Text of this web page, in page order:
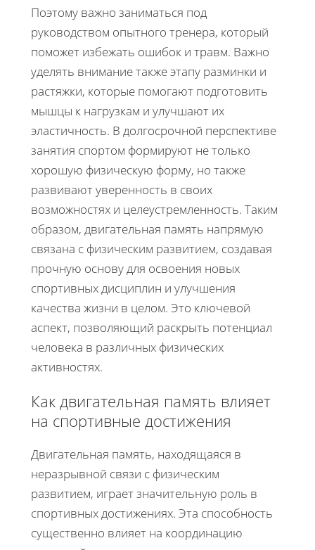
Поэтому важно заниматься под
руководством опытного тренера, который
поможет избежать ошибок и травм. Важно
уделять внимание также этапу разминки и
растяжки, которые помогают подготовить
мышцы к нагрузкам и улучшают их
эластичность. В долгосрочной перспективе
занятия спортом формируют не только
хорошую физическую форму, но также
развивают уверенность в своих
возможностях и целеустремленность. Таким
образом, двигательная память напрямую
связана с физическим развитием, создавая
прочную основу для освоения новых
спортивных дисциплин и улучшения
качества жизни в целом. Это ключевой
аспект, позволяющий раскрыть потенциал
человека в различных физических
активностях.
Как двигательная память влияет
на спортивные достижения
Двигательная память, находящаяся в
неразрывной связи с физическим
развитием, играет значительную роль в
спортивных достижениях. Эта способность
существенно влияет на координацию